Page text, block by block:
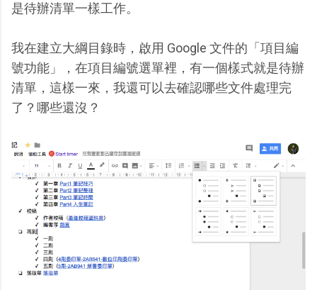
是待辦清單一樣工作。
我在建立大綱目錄時，啟用 Google 文件的「項目編
號功能」，在項目編號選單裡，有一個樣式就是待辦
清單，這樣一來，我還可以去確認哪些文件處理完
了？哪些還沒？